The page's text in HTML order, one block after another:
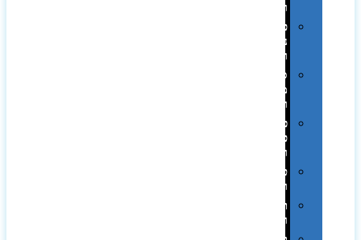
וגאדג'טים
פנאי,
נופש
ונסיעות
סביבת
משרד
ופרימיום
כלים,
פנסים
ורכב
טקסטיל
וחורף
תיקים
ומזוודות